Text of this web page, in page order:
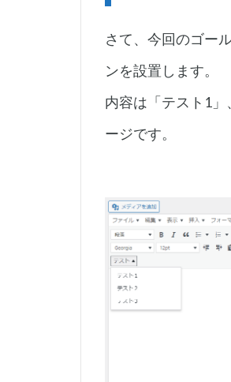
さて、今回のゴー
ンを設置します。
内容は「テスト1
ージです。